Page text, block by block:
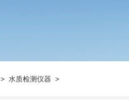
>水质检测仪器 >